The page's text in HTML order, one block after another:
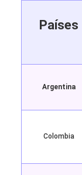
Países
Argentina
Colombia